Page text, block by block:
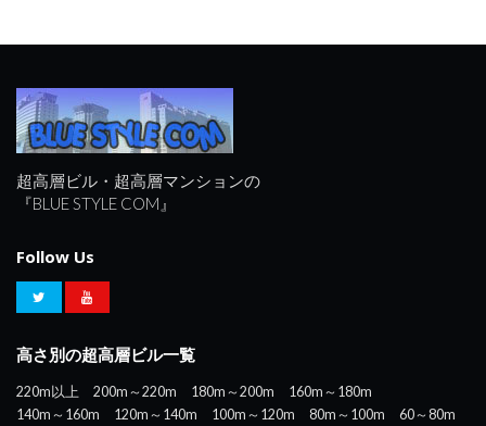
超高層ビル・超高層マンションの
『BLUE STYLE COM』
Follow Us
高さ別の超高層ビル一覧
220m以上 200m～220m 180m～200m
160m～180m
140m～160m
120m～140m 100m～120m 80m～100m
60～80m